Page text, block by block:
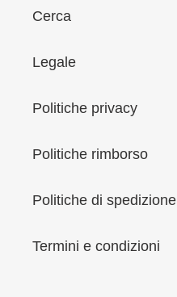
Cerca
Legale
Politiche privacy
Politiche rimborso
Politiche di spedizione
Termini e condizioni